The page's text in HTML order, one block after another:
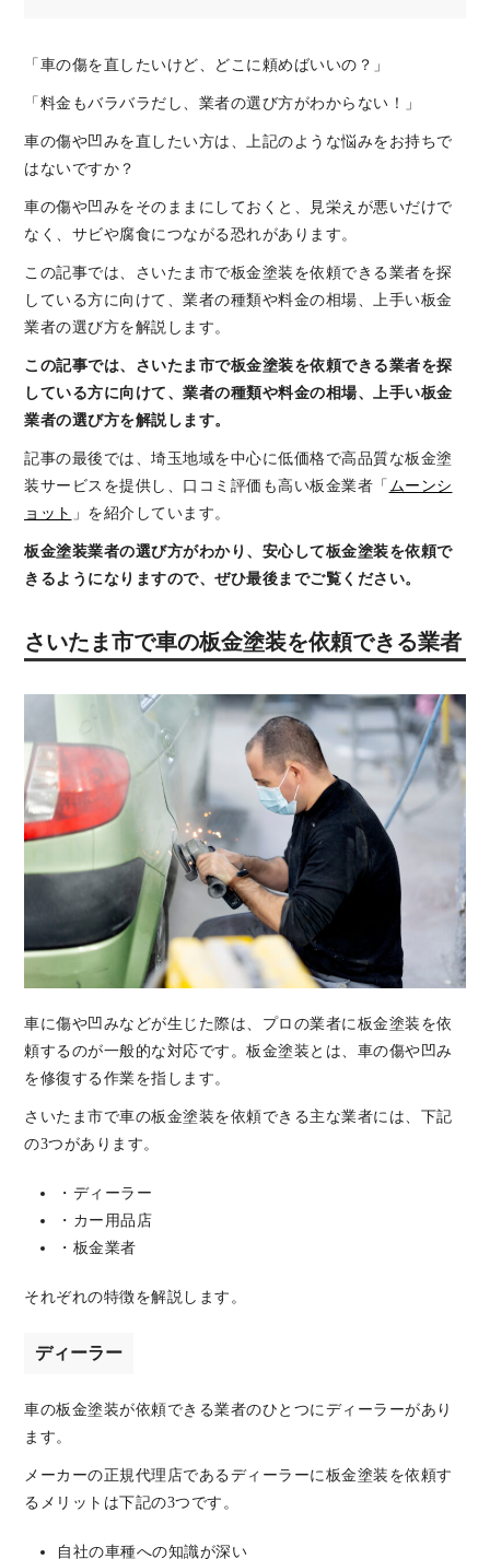
「車の傷を直したいけど、どこに頼めばいいの？」
「料金もバラバラだし、業者の選び方がわからない！」
車の傷や凹みを直したい方は、上記のような悩みをお持ちで
はないですか？
車の傷や凹みをそのままにしておくと、見栄えが悪いだけで
なく、サビや腐食につながる恐れがあります。
この記事では、さいたま市で板金塗装を依頼できる業者を探
している方に向けて、業者の種類や料金の相場、上手い板金
業者の選び方を解説します。
この記事では、さいたま市で板金塗装を依頼できる業者を探
している方に向けて、業者の種類や料金の相場、上手い板金
業者の選び方を解説します。
記事の最後では、埼玉地域を中心に低価格で高品質な板金塗
装サービスを提供し、口コミ評価も高い板金業者「 ムーンシ
ョット 」を紹介しています。
板金塗装業者の選び方がわかり、安心して板金塗装を依頼で
きるようになりますので、ぜひ最後までご覧ください。
さいたま市で車の板金塗装を依頼できる業者
車に傷や凹みなどが生じた際は、プロの業者に板金塗装を依
頼するのが一般的な対応です。板金塗装とは、車の傷や凹み
を修復する作業を指します。
さいたま市で車の板金塗装を依頼できる主な業者には、下記
の3つがあります。
・ディーラー
・カー用品店
・板金業者
それぞれの特徴を解説します。
ディーラー
車の板金塗装が依頼できる業者のひとつにディーラーがあり
ます。
メーカーの正規代理店であるディーラーに板金塗装を依頼す
るメリットは下記の3つです。
自社の車種への知識が深い